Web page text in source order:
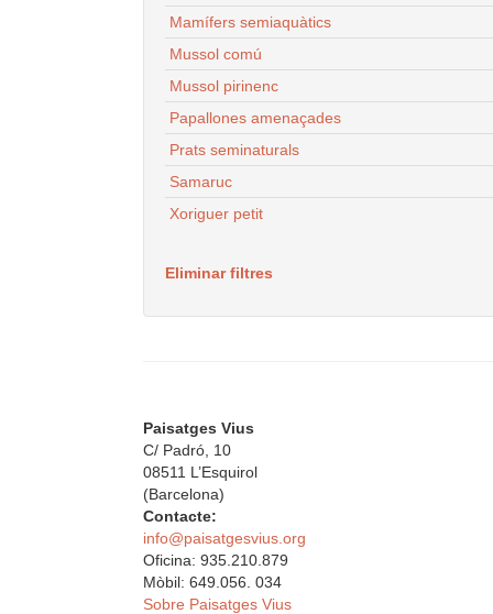
Mamífers semiaquàtics
Mussol comú
Mussol pirinenc
Papallones amenaçades
Prats seminaturals
Samaruc
Xoriguer petit
Eliminar filtres
Paisatges Vius
C/ Padró, 10
08511 L’Esquirol
(Barcelona)
Contacte:
info@paisatgesvius.org
Oficina: 935.210.879
Mòbil: 649.056. 034
Sobre Paisatges Vius